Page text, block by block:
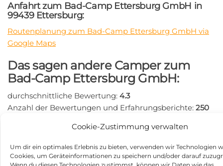
Cookie-Zustimmung verwalten
Um dir ein optimales Erlebnis zu bieten, verwenden wir Technologien
Cookies, um Geräteinformationen zu speichern und/oder darauf
Wenn du diesen Technologien zustimmst, können wir Daten wie das
Anfahrt zum Bad-Camp Ettersburg GmbH in
99439 Ettersburg:
Routenplanung zum Bad-Camp Ettersburg GmbH via
Google Maps
Das sagen andere Camper zum
Bad-Camp Ettersburg GmbH:
durchschnittliche Bewertung: 4.3
Anzahl der Bewertungen und Erfahrungsberichte: 250
zum Wohnmobilstellplatz Bad-Camp Ettersburg
GmbH:https://search.google.com/local/writereview?
placeid=ChIJyXnh5r4QpEcR5Z1f_V9l43A